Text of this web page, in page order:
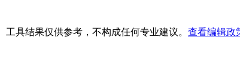
具结果仅供参考，不构成任何专业建议。 查看编辑政